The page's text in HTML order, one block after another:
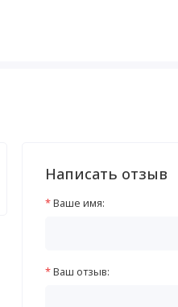
Написать отзыв
Ваше имя:
Ваш отзыв: